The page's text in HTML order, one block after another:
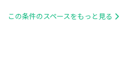
この条件のスペースをもっと見る